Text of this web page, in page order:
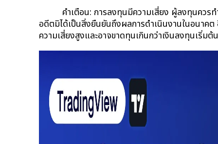
คำเตือน: การลงทุนมีความเสี่ยง ผู้ลงทุนควร
อดีตมิได้เป็นสิ่งยืนยันถึงผลการดำเนินงานในอนาค
ความเสี่ยงสูงและอาจขาดทุนเกินกว่าเงินลงทุนเริ่มต้น